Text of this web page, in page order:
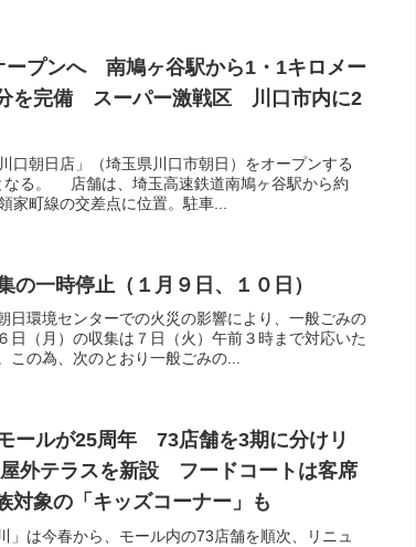
プンへ 南鳩ヶ谷駅から1・1キロメー
を完備 スーパー激戦区 川口市内に2
口朝日店」（埼玉県川口市朝日）をオープンする
なる。 店舗は、埼玉高速鉄道南鳩ヶ谷駅から約
家町線の交差点に位置。駐車...
一時停止（１月９日、１０日）
日環境センターでの火災の影響により、一般ごみの
日（月）の収集は７日（火）午前３時まで対応いた
の為、次のとおり一般ごみの...
ールが25周年 73店舗を3期に分けリ
外テラスを新設 フードコートは客席
対象の「キッズコーナー」も
は今春から、モール内の73店舗を順次、リニュ